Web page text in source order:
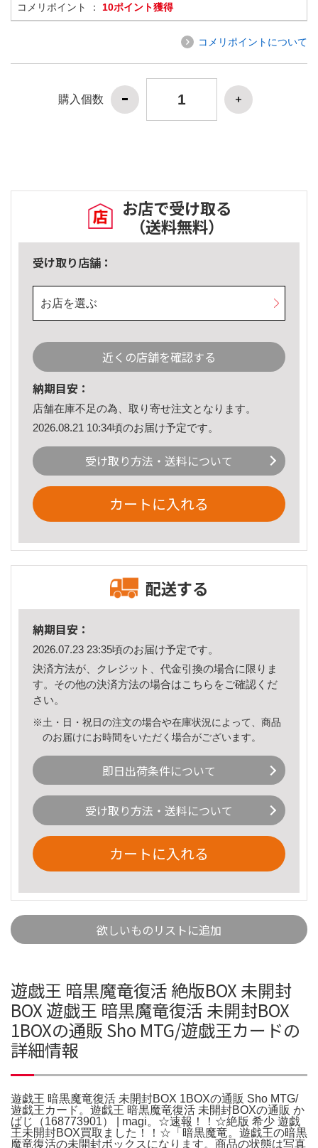
コメリポイント ： 10ポイント獲得
コメリポイントについて
購入個数
お店で受け取る
（送料無料）
受け取り店舗：
お店を選ぶ
近くの店舗を確認する
納期目安：
店舗在庫不足の為、取り寄せ注文となります。
2026.08.21 10:34頃のお届け予定です。
受け取り方法・送料について
カートに入れる
配送する
納期目安：
2026.07.23 23:35頃のお届け予定です。
決済方法が、クレジット、代金引換の場合に限りま
す。その他の決済方法の場合はこちら をご確認くだ
さい。
※土・日・祝日の注文の場合や在庫状況によって、商品
のお届けにお時間をいただく場合がございます。
即日出荷条件について
受け取り方法・送料について
カートに入れる
欲しいものリストに追加
遊戯王 暗黒魔竜復活 絶版BOX 未開封
BOX 遊戯王 暗黒魔竜復活 未開封BOX
1BOXの通販 Sho MTG/遊戯王カードの
詳細情報
遊戯王 暗黒魔竜復活 未開封BOX 1BOXの通販 Sho MTG/
遊戯王カード。遊戯王 暗黒魔竜復活 未開封BOXの通販 か
ばじ（168773901） | magi。☆速報！！☆絶版 希少 遊戯
王未開封BOX買取ました！！☆「暗黒魔竜。遊戯王の暗黒
魔竜復活の未開封ボックスになります。商品の状態は写真